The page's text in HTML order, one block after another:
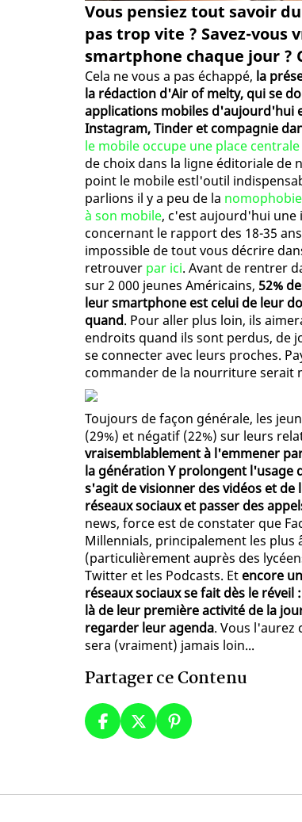
Vous pensiez tout savoir
pas trop vite ? Savez-
smartphone chaque jour ?
Cela ne vous a pas échappé, la
la rédaction d'Air of melty, qui se
applications mobiles d'aujourd'hui
Instagram, Tinder et compagnie
le mobile occupe une place
de choix dans la ligne éditoriale
point le mobile estl'outil
parlions il y a peu de la
à son mobile, c'est aujourd'hui
concernant le rapport des 18-35
impossible de tout vous décrire
retrouver par ici. Avant de rentrer
sur 2 000 jeunes Américains, 52%
leur smartphone est celui de leur
quand. Pour aller plus loin, ils
endroits quand ils sont perdus, de
se connecter avec leurs proches.
commander de la nourriture serait
Toujours de façon générale, les
(29%) et négatif (22%) sur leurs
vraisemblablement à l'emmener
la génération Y prolongent l'usage
s'agit de visionner des vidéos et
réseaux sociaux et passer des
news, force est de constater que
Millennials, principalement les
(particulièrement auprès des
Twitter et les Podcasts. Et encore
réseaux sociaux se fait dès le
là de leur première activité de la
regarder leur agenda. Vous l'aurez
sera (vraiment) jamais loin...
Partager ce Contenu